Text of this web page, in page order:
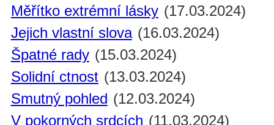
Měřítko extrémní lásky (17.03.2024)
Jejich vlastní slova (16.03.2024)
Špatné rady (15.03.2024)
Solidní ctnost (13.03.2024)
Smutný pohled (12.03.2024)
V pokorných srdcích (11.03.2024)